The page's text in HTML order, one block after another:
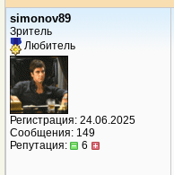
simonov89
Зритель
Любитель
Регистрация: 24.06.2025
Сообщения: 149
Репутация:
6